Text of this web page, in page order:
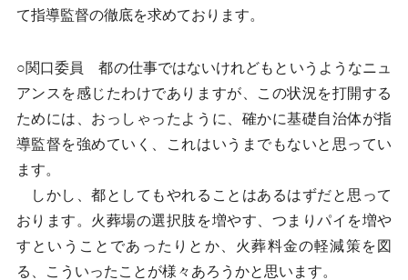
て指導監督の徹底を求めております。
○関口委員 都の仕事ではないけれどもというようなニュ
アンスを感じたわけでありますが、この状況を打開する
ためには、おっしゃったように、確かに基礎自治体が指
導監督を強めていく、これはいうまでもないと思ってい
ます。
しかし、都としてもやれることはあるはずだと思って
おります。火葬場の選択肢を増やす、つまりパイを増や
すということであったりとか、火葬料金の軽減策を図
る、こういったことが様々あろうかと思います。